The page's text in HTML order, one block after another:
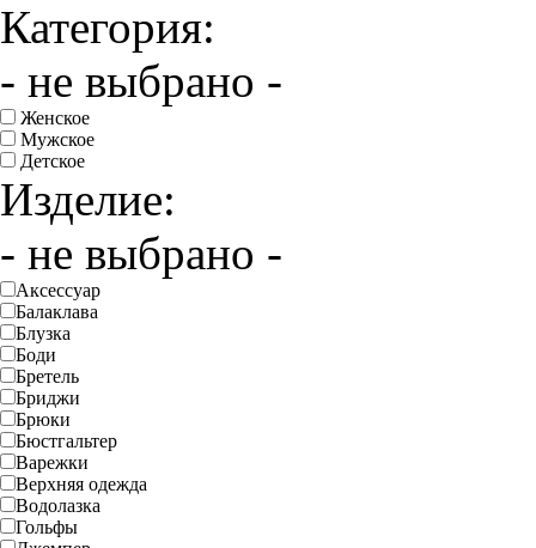
Категория:
- не выбрано -
Женское
Мужское
Детское
Изделие:
- не выбрано -
Аксессуар
Балаклава
Блузка
Боди
Бретель
Бриджи
Брюки
Бюстгальтер
Варежки
Верхняя одежда
Водолазка
Гольфы